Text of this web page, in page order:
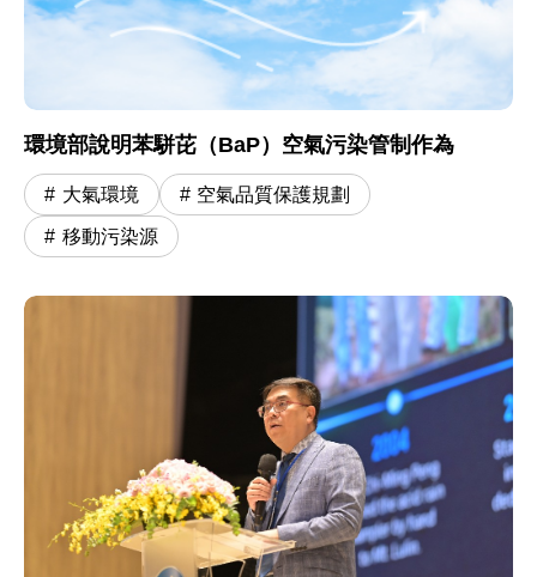
環境部說明苯駢芘（BaP）空氣污染管制作為
大氣環境 空氣品質保護規劃
移動污染源